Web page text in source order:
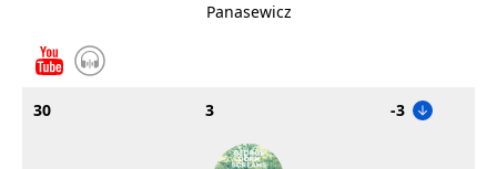
Panasewicz
30 3 -3